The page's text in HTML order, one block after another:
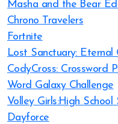
Masha and the Bear
Chrono Travelers
Fortnite
Lost Sanctuary: Eternal
CodyCross: Crossword
Word Galaxy Challenge
Volley Girls:High School
Dayforce